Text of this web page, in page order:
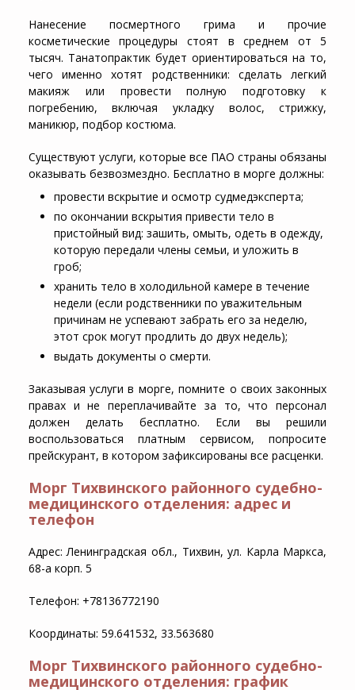
Нанесение посмертного грима и прочие
косметические процедуры стоят в среднем от 5
тысяч. Танатопрактик будет ориентироваться на то,
чего именно хотят родственники: сделать легкий
макияж или провести полную подготовку к
погребению, включая укладку волос, стрижку,
маникюр, подбор костюма.
Существуют услуги, которые все ПАО страны обязаны
оказывать безвозмездно. Бесплатно в морге должны:
провести вскрытие и осмотр судмедэксперта;
по окончании вскрытия привести тело в
пристойный вид: зашить, омыть, одеть в одежду,
которую передали члены семьи, и уложить в
гроб;
хранить тело в холодильной камере в течение
недели (если родственники по уважительным
причинам не успевают забрать его за неделю,
этот срок могут продлить до двух недель);
выдать документы о смерти.
Заказывая услуги в морге, помните о своих законных
правах и не переплачивайте за то, что персонал
должен делать бесплатно. Если вы решили
воспользоваться платным сервисом, попросите
прейскурант, в котором зафиксированы все расценки.
Морг Тихвинского районного судебно-
медицинского отделения: адрес и
телефон
Адрес: Ленинградская обл., Тихвин, ул. Карла Маркса,
68-а корп. 5
Телефон: +78136772190
Координаты: 59.641532, 33.563680
Морг Тихвинского районного судебно-
медицинского отделения: график